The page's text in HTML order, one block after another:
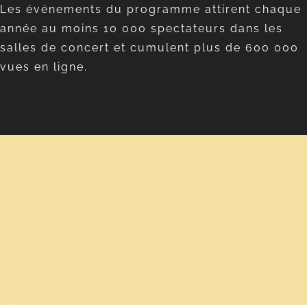
Les événements du programme attirent chaque
année au moins 10 000 spectateurs dans les
salles de concert et cumulent plus de 600 000
vues en ligne.